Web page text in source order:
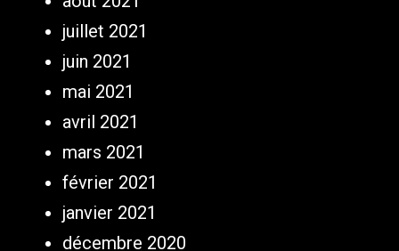
juillet 2021
juin 2021
mai 2021
avril 2021
mars 2021
février 2021
janvier 2021
décembre 2020